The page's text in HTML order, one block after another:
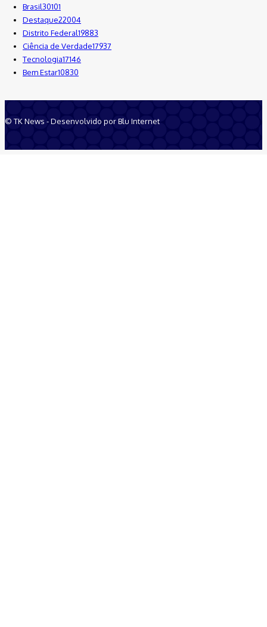
Brasil30101
Destaque22004
Distrito Federal19883
Ciência de Verdade17937
Tecnologia17146
Bem Estar10830
© TK News - Desenvolvido por Blu Internet